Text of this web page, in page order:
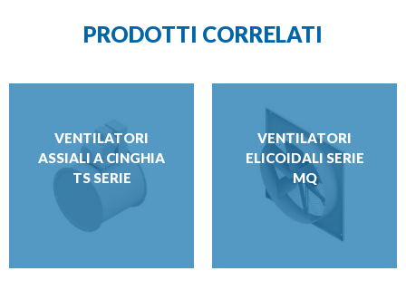
PRODOTTI CORRELATI
VENTILATORI
ASSIALI A CINGHIA
TS SERIE
VENTILATORI
ELICOIDALI SERIE
MQ